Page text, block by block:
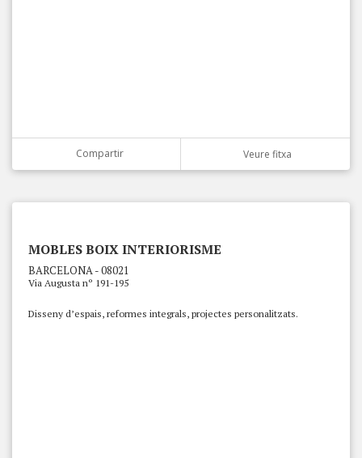
Compartir Veure fitxa
MOBLES BOIX INTERIORISME
BARCELONA - 08021
Via Augusta nº 191-195
Disseny d’espais, reformes integrals, projectes personalitzats.